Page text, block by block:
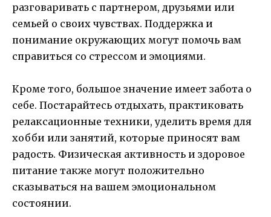
разговаривать с партнером, друзьями или
семьей о своих чувствах. Поддержка и
понимание окружающих могут помочь вам
справиться со стрессом и эмоциями.
Кроме того, большое значение имеет забота о
себе. Постарайтесь отдыхать, практиковать
релаксационные техники, уделить время для
хобби или занятий, которые приносят вам
радость. Физическая активность и здоровое
питание также могут положительно
сказываться на вашем эмоциональном
состоянии.